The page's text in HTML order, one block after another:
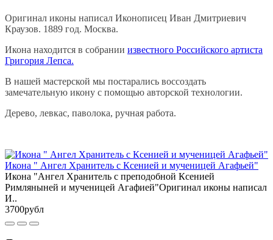
Оригинал иконы написал Иконописец Иван Дмитриевич
Краузов. 1889 год. Москва.
Икона находится в собрании известного Российского артиста
Григория Лепса.
В нашей мастерской мы постарались воссоздать
замечательную икону с помощью авторской технологии.
Дерево, левкас, паволока, ручная работа.
Икона " Ангел Хранитель с Ксенией и мученицей Агафьей"
Икона "Ангел Хранитель с преподобной Ксенией
Римляныней и мученицей Агафией"Оригинал иконы написал
И..
3700рубл